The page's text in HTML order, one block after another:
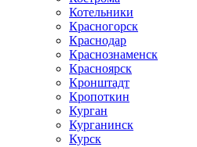
Котельники
Красногорск
Краснодар
Краснознаменск
Красноярск
Кронштадт
Кропоткин
Курган
Курганинск
Курск